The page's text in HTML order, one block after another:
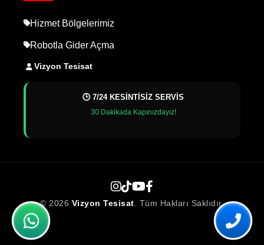
Hizmet Bölgelerimiz
Robotla Gider Açma
Vizyon Tesisat
🕒 7/24 KESİNTİSİZ SERVİS
30 Dakikada Kapınızdayız!
© 2026 Vizyon Tesisat. Tüm Hakları Saklıdır.